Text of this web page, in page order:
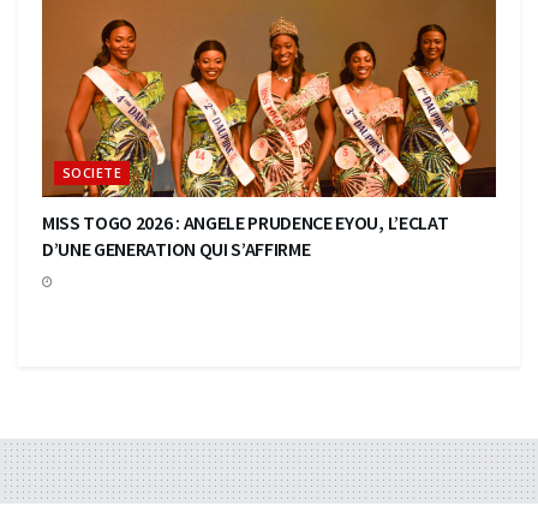
SOCIETE
MISS TOGO 2026 : ANGELE PRUDENCE EYOU, L’ECLAT
D’UNE GENERATION QUI S’AFFIRME